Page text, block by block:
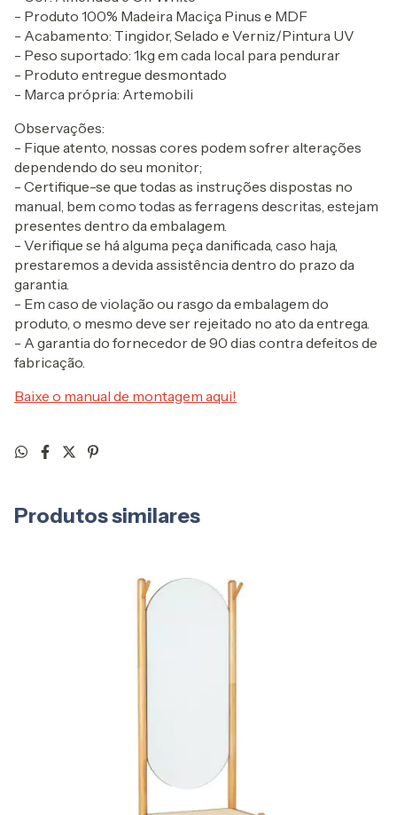
- Produto 100% Madeira Maciça Pinus e MDF
- Acabamento: Tingidor, Selado e Verniz/Pintura UV
- Peso suportado: 1kg em cada local para pendurar
- Produto entregue desmontado
- Marca própria: Artemobili
Observações:
- Fique atento, nossas cores podem sofrer alterações
dependendo do seu monitor;
- Certifique-se que todas as instruções dispostas no
manual, bem como todas as ferragens descritas, estejam
presentes dentro da embalagem.
- Verifique se há alguma peça danificada, caso haja,
prestaremos a devida assistência dentro do prazo da
garantia.
- Em caso de violação ou rasgo da embalagem do
produto, o mesmo deve ser rejeitado no ato da entrega.
- A garantia do fornecedor de 90 dias contra defeitos de
fabricação.
Baixe o manual de montagem aqui!
Produtos similares